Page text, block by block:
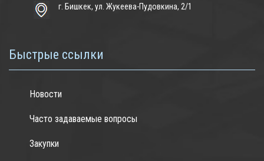
г. Бишкек, ул. Жукеева-Пудовкина, 2/1
Быстрые ссылки
Новости
Часто задаваемые вопросы
Закупки